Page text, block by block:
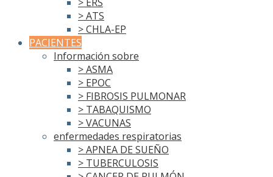
> ERS
> ATS
> CHLA-EP
PACIENTES
Información sobre
> ASMA
> EPOC
> FIBROSIS PULMONAR
> TABAQUISMO
> VACUNAS
enfermedades respiratorias
> APNEA DE SUEÑO
> TUBERCULOSIS